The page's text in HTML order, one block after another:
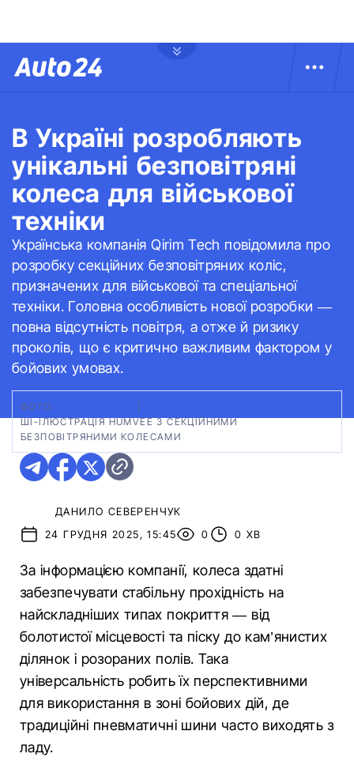
В Україні розробляють
унікальні безповітряні
колеса для військової
техніки
Українська компанія Qirim Tech повідомила про
розробку секційних безповітряних коліс,
призначених для військової та спеціальної
техніки. Головна особливість нової розробки —
повна відсутність повітря, а отже й ризику
проколів, що є критично важливим фактором у
бойових умовах.
ФОТО:
ШІ-ІЛЮСТРАЦІЯ HUMVEE З СЕКЦІЙНИМИ
БЕЗПОВІТРЯНИМИ КОЛЕСАМИ
ДАНИЛО СЕВЕРЕНЧУК
24 ГРУДНЯ 2025, 15:45
0 0 ХВ
За інформацією компанії, колеса здатні
забезпечувати стабільну прохідність на
найскладніших типах покриття — від
болотистої місцевості та піску до кам’янистих
ділянок і розораних полів. Така
універсальність робить їх перспективними
для використання в зоні бойових дій, де
традиційні пневматичні шини часто виходять з
ладу.